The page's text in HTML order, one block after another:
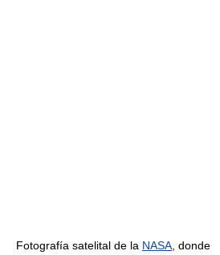
Fotografía satelital de la NASA, donde